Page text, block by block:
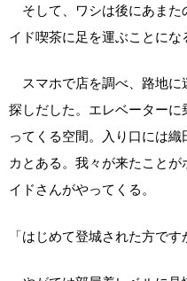
そして、ワシは後にあまた
イド喫茶に足を運ぶことにな
スマホで店を調べ、路地に
探しだした。エレベーター
ってくる空間。入り口には
カとある。我々が来たこと
イドさんがやってくる。
「はじめて登城された方です